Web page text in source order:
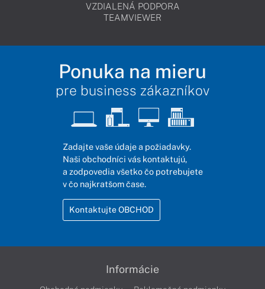
VZDIALENÁ PODPORA
TEAMVIEWER
Ponuka na mieru
pre business zákazníkov
Zadajte vaše údaje a požiadavky.
Naši obchodníci vás kontaktujú,
a zodpovedia všetko čo potrebujete
v čo najkratšom čase.
Kontaktujte OBCHOD
Informácie